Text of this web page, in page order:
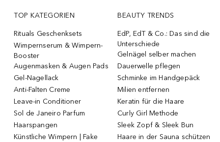
TOP KATEGORIEN
Rituals Geschenksets
Wimpernserum & Wimpern-
Booster
Augenmasken & Augen Pads
Gel-Nagellack
Anti-Falten Creme
Leave-in Conditioner
Sol de Janeiro Parfum
Haarspangen
Künstliche Wimpern | Fake
BEAUTY TRENDS
EdP, EdT & Co.: Das sind die
Unterschiede
Gelnägel selber machen
Dauerwelle pflegen
Schminke im Handgepäck
Milien entfernen
Keratin für die Haare
Curly Girl Methode
Sleek Zopf & Sleek Bun
Haare in der Sauna schützen